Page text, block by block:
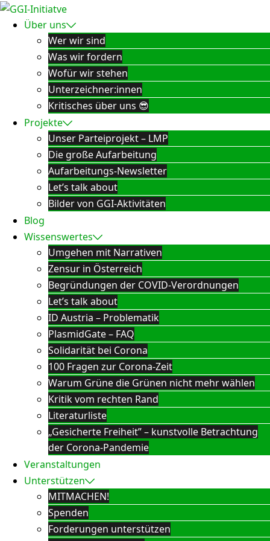
Zum
Inhalt
springen
Über uns
Wer wir sind
Was wir fordern
Wofür wir stehen
Unterzeichner:innen
Kritisches über uns 😎
Projekte
Unser Parteiprojekt – LMP
Die große Aufarbeitung
Aufarbeitungs-Newsletter
Let’s talk about
Bilder von GGI-Aktivitäten
Blog
Wissenswertes
Umgehen mit Narrativen
Zensur in Österreich
Begründungen der COVID-Verordnungen
Let’s talk about
ID Austria – Problematik
PlasmidGate – FAQ
Solidarität bei Corona
100 Fragen zur Corona-Zeit
Warum Grüne die Grünen nicht mehr wählen
Kritik vom rechten Rand
Literaturliste
„Gesicherte Freiheit” – kunstvolle Betrachtung
der Corona-Pandemie
Veranstaltungen
Unterstützen
MITMACHEN!
Spenden
Forderungen unterstützen